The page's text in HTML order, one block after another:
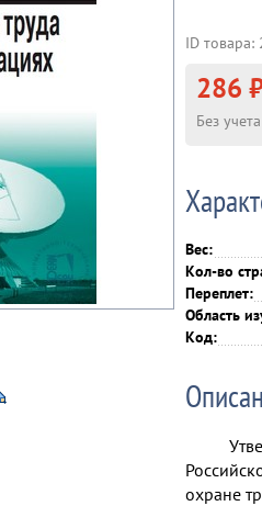
ID
286
Без
Вес:
Кол-во
Переплет:
Область
Код:
охране